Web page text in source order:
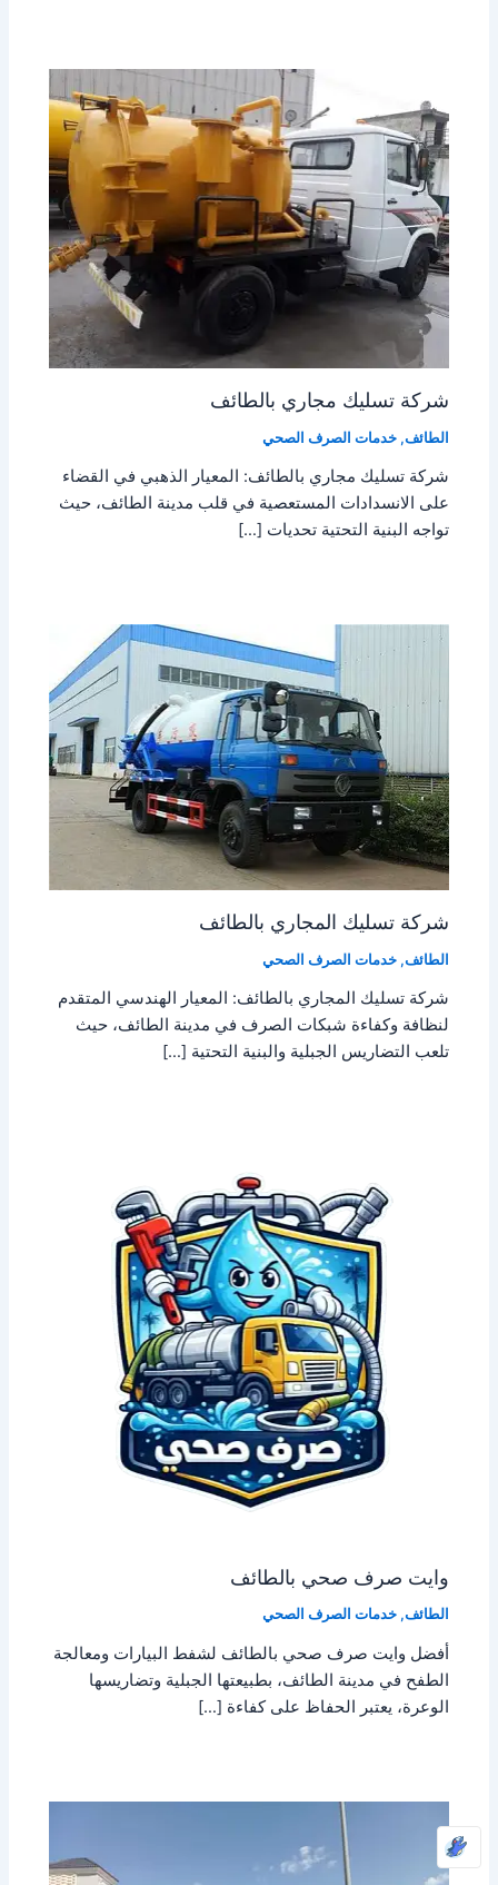
شركة تسليك مجاري بالطائف
الطائف,خدمات الصرف الصحي
شركة تسليك مجاري بالطائف: المعيار الذهبي في القضاء
على الانسدادات المستعصية في قلب مدينة الطائف، حيث
تواجه البنية التحتية تحديات […]
شركة تسليك المجاري بالطائف
الطائف,خدمات الصرف الصحي
شركة تسليك المجاري بالطائف: المعيار الهندسي المتقدم
لنظافة وكفاءة شبكات الصرف في مدينة الطائف، حيث
تلعب التضاريس الجبلية والبنية التحتية […]
وايت صرف صحي بالطائف
الطائف,خدمات الصرف الصحي
أفضل وايت صرف صحي بالطائف لشفط البيارات ومعالجة
الطفح في مدينة الطائف، بطبيعتها الجبلية وتضاريسها
الوعرة، يعتبر الحفاظ على كفاءة […]